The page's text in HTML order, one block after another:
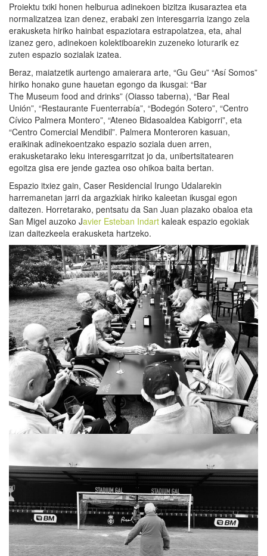
Proiektu txiki honen helburua adinekoen bizitza ikusaraztea eta
normalizatzea izan denez, erabaki zen interesgarria izango zela
erakusketa hiriko hainbat espaziotara estrapolatzea, eta, ahal
izanez gero, adinekoen kolektiboarekin zuzeneko loturarik ez
zuten espazio sozialak izatea.
Beraz, maiatzetik aurtengo amaierara arte, “Gu Geu” “Así Somos”
hiriko honako gune hauetan egongo da ikusgai: “Bar
The Museum food and drinks” (Oiasso taberna), “Bar Real
Unión”, “Restaurante Fuenterrabía”, “Bodegón Sotero”, “Centro
Cívico Palmera Montero”, “Ateneo Bidasoaldea Kabigorri”, eta
“Centro Comercial Mendibil”. Palmera Monteroren kasuan,
eraikinak adinekoentzako espazio soziala duen arren,
erakusketarako leku interesgarritzat jo da, unibertsitatearen
egoitza gisa ere jende gaztea oso ohikoa baita bertan.
Espazio itxiez gain, Caser Residencial Irungo Udalarekin
harremanetan jarri da argazkiak hiriko kaleetan ikusgai egon
daitezen. Horretarako, pentsatu da San Juan plazako obaloa eta
San Migel auzoko Javier Esteban Indart kaleak espazio egokiak
izan daitezkeela erakusketa hartzeko.